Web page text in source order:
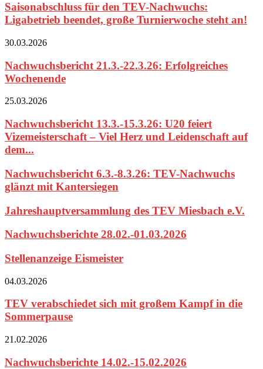
Saisonabschluss für den TEV-Nachwuchs:
Ligabetrieb beendet, große Turnierwoche steht an!
30.03.2026
Nachwuchsbericht 21.3.-22.3.26: Erfolgreiches
Wochenende
25.03.2026
Nachwuchsbericht 13.3.-15.3.26: U20 feiert
Vizemeisterschaft – Viel Herz und Leidenschaft auf
dem...
Nachwuchsbericht 6.3.-8.3.26: TEV-Nachwuchs
glänzt mit Kantersiegen
Jahreshauptversammlung des TEV Miesbach e.V.
Nachwuchsberichte 28.02.-01.03.2026
Stellenanzeige Eismeister
04.03.2026
TEV verabschiedet sich mit großem Kampf in die
Sommerpause
21.02.2026
Nachwuchsberichte 14.02.-15.02.2026